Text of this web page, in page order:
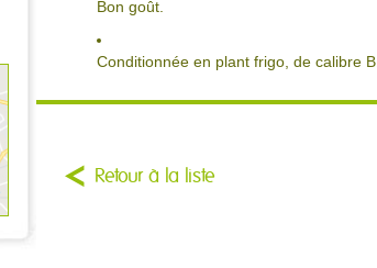
Bon goût.
Conditionnée en plant frigo, de calibre B.
Retour à la liste